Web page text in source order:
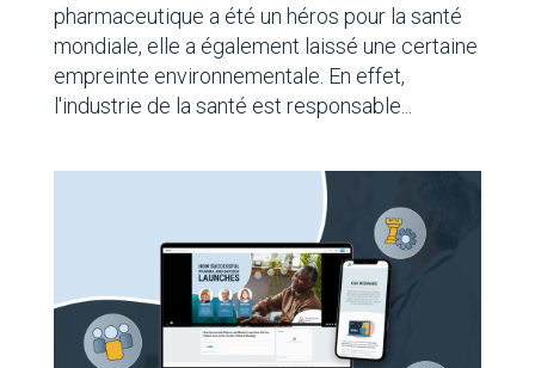
pharmaceutique a été un héros pour la santé
mondiale, elle a également laissé une certaine
empreinte environnementale. En effet,
l'industrie de la santé est responsable...